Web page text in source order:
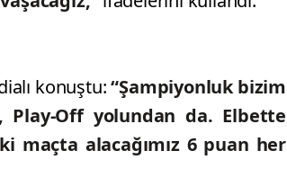
konuştu:“Şampiyonluk bizim
Off yolundan da. Elbette
maçta alacağımız 6 puan her